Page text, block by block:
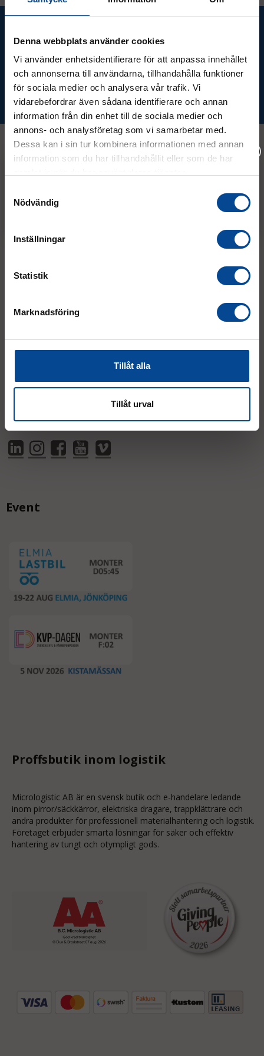
Denna webbplats använder cookies
Vi använder enhetsidentifierare för att anpassa innehållet
och annonserna till användarna, tillhandahålla funktioner
för sociala medier och analysera vår trafik. Vi
vidarebefordrar även sådana identifierare och annan
information från din enhet till de sociala medier och
annons- och analysföretag som vi samarbetar med.
Dessa kan i sin tur kombinera informationen med annan
information som du har tillhandahållit eller som de har
Nödvändig
Inställningar
Statistik
Marknadsföring
Tillåt alla
Tillåt urval
nyheter!
Prenumerera
Kontakt
08 - 544 401 50
order@micrologistic.com
Mån–Tor:7.30–16.30
Fre:7.30–14.00
AVVIKANDE ÖPPETTIDER
Event
Proffsbutik inom logistik
Micrologistic AB är en svensk butik och e-handelare ledande
inom pirror/säckkärror, elektriska dragare, trappklättrare och
andra produkter för professionell materialhantering och logistik.
Företaget erbjuder smarta lösningar för säker och effektiv
hantering av tungt och otympligt gods.